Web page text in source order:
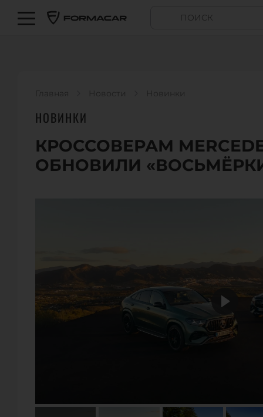
Главная Новости Новинки
НОВИНКИ
КРОССОВЕРАМ
ОБНОВИЛИ